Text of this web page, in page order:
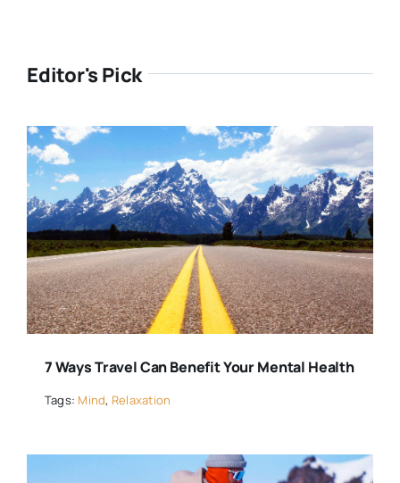
Editor's Pick
7 Ways Travel Can Benefit Your Mental Health
Tags: Mind, Relaxation